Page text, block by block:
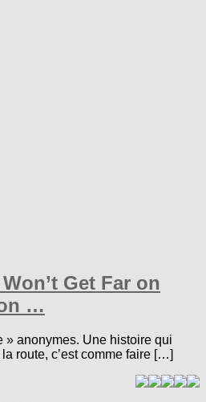
Get Far on
…
» anonymes. Une histoire qui
route, c’est comme faire […]